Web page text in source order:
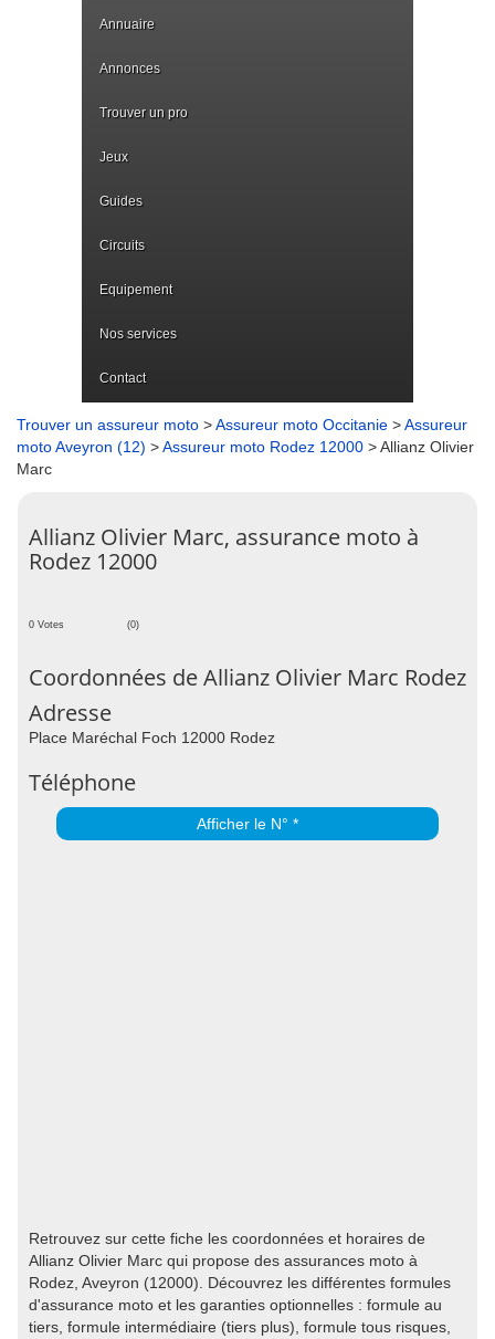
Annuaire
Annonces
Trouver un pro
Jeux
Guides
Circuits
Equipement
Nos services
Contact
Trouver un assureur moto >Assureur moto Occitanie >Assureur
moto Aveyron (12) >Assureur moto Rodez 12000 > Allianz Olivier
Marc
Allianz Olivier Marc, assurance moto à
Rodez 12000
0 Votes (0)
Coordonnées de Allianz Olivier Marc Rodez
Adresse
Place Maréchal Foch 12000 Rodez
Téléphone
Afficher le N° *
Retrouvez sur cette fiche les coordonnées et horaires de
Allianz Olivier Marc qui propose des assurances moto à
Rodez, Aveyron (12000). Découvrez les différentes formules
d'assurance moto et les garanties optionnelles : formule au
tiers, formule intermédiaire (tiers plus), formule tous risques,